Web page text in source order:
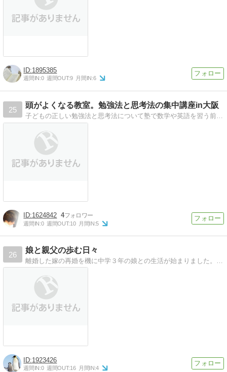
1895385
週間IN:0 週間OUT:9 月間IN:6
25
頭がよくなる教室。勉強法と思考法の集中講座in大阪
1624842 4
週間IN:0 週間OUT:10 月間IN:5
26
娘と親父の歩む日々
1923426
週間IN:0 週間OUT:16 月間IN:4